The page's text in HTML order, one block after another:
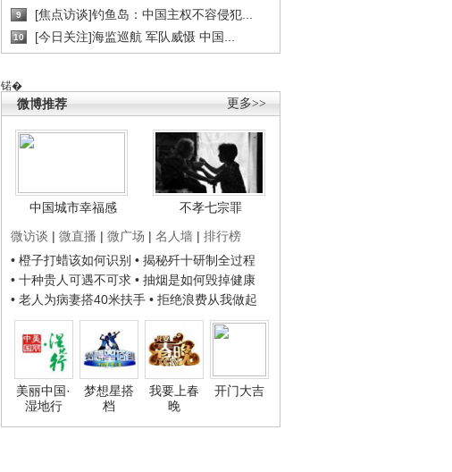
9 [焦点访谈]钓鱼岛：中国主权不容侵犯...
10 [今日关注]海监巡航 军队威慑 中国...
锘�
更多>>
微博推荐
中国城市幸福感
不孝七宗罪
微访谈 | 微直播 | 微广场 | 名人墙 | 排行榜
• 橙子打蜡该如何识别 • 揭秘歼十研制全过程
• 十种贵人可遇不可求 • 抽烟是如何毁掉健康
• 老人为病妻搭40米扶手 • 拒绝浪费从我做起
美丽中国·
湿地行
梦想星搭
档
我要上春
晚
开门大吉